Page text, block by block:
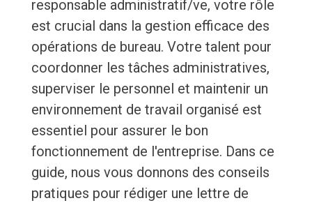
responsable administratif/ve, votre rôle
est crucial dans la gestion efficace des
opérations de bureau. Votre talent pour
coordonner les tâches administratives,
superviser le personnel et maintenir un
environnement de travail organisé est
essentiel pour assurer le bon
fonctionnement de l'entreprise. Dans ce
guide, nous vous donnons des conseils
pratiques pour rédiger une lettre de